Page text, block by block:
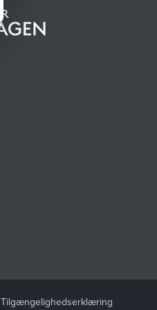
Tilgængelighedserklæring